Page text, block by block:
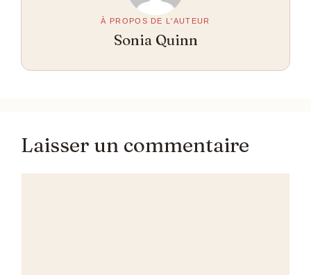
À PROPOS DE L'AUTEUR
Sonia Quinn
Laisser un commentaire